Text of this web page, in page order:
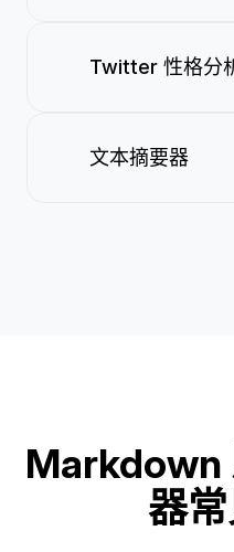
Twitter 性格分
文本摘要器
Markdown
器